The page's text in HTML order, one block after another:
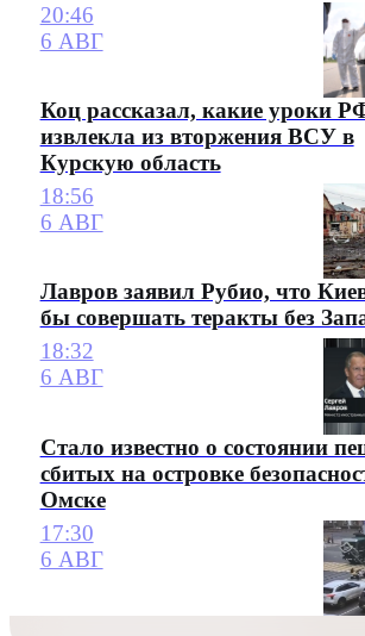
20:46
6 АВГ
Коц рассказал, какие уроки
извлекла из вторжения ВСУ в
Курскую область
18:56
6 АВГ
Лавров заявил Рубио, что
бы совершать теракты без
18:32
6 АВГ
Стало известно о состоянии
сбитых на островке
Омске
17:30
6 АВГ